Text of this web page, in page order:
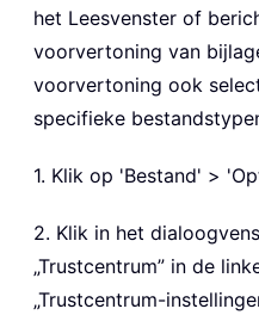
het Leesvenster of
voorvertoning van
voorvertoning ook
specifieke
1. Klik op 'Bestand' >
2. Klik in het
„Trustcentrum” in de
„Trustcentrum-